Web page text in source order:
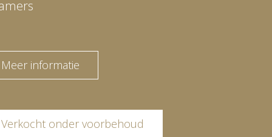
Meer informatie
Verkocht onder voorbehoud